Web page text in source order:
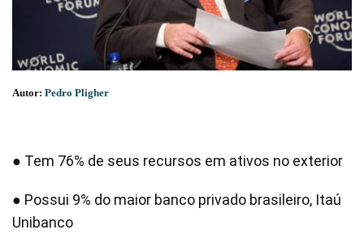
Autor: Pedro Pligher
● Tem 76% de seus recursos em ativos no exterior
● Possui 9% do maior banco privado brasileiro, Itaú
Unibanco